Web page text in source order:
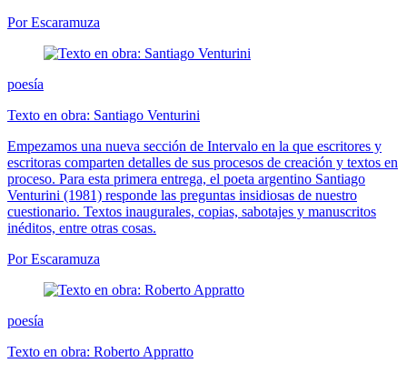
Por Escaramuza
poesía
Texto en obra: Santiago Venturini
Empezamos una nueva sección de Intervalo en la que escritores y
escritoras comparten detalles de sus procesos de creación y textos en
proceso. Para esta primera entrega, el poeta argentino Santiago
Venturini (1981) responde las preguntas insidiosas de nuestro
cuestionario. Textos inaugurales, copias, sabotajes y manuscritos
inéditos, entre otras cosas.
Por Escaramuza
poesía
Texto en obra: Roberto Appratto